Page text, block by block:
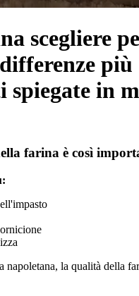
scegliere
più
in
farina è così
napoletana, la qualità della